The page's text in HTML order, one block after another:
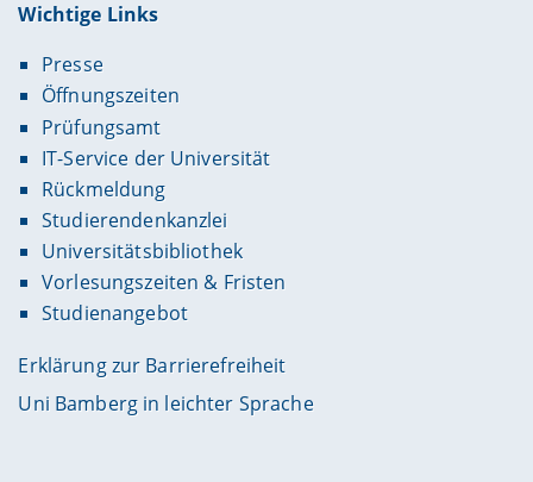
Wichtige Links
Presse
Öffnungszeiten
Prüfungsamt
IT-Service der Universität
Rückmeldung
Studierendenkanzlei
Universitätsbibliothek
Vorlesungszeiten & Fristen
Studienangebot
Erklärung zur Barrierefreiheit
Uni Bamberg in leichter Sprache